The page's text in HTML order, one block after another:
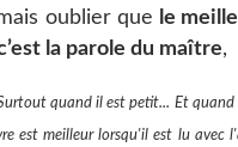
oublier que le
la parole du maître,
quand il est petit... Et quand
est meilleur lorsqu'il est lu avec